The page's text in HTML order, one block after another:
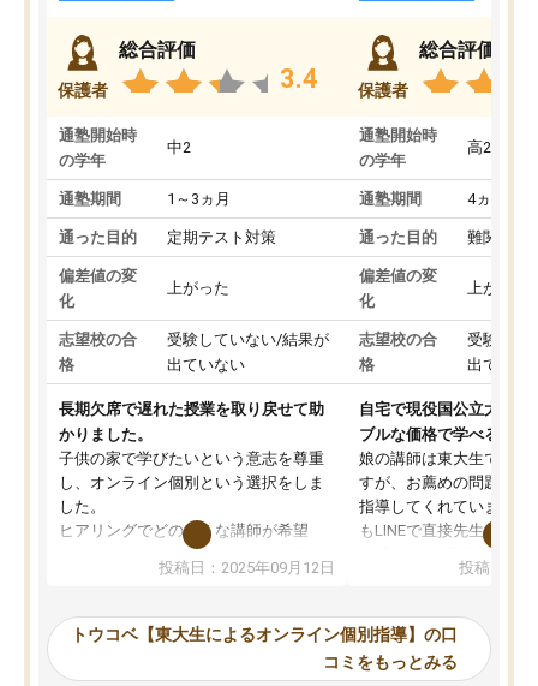
保護者
総合評価
3.4
通塾開始時
の学年
中2
通塾期間 1～3ヵ月
通った目的 定期テスト対策
偏差値の変
化
上がった
志望校の合
格
受験していない/結果が
出ていない
長期欠席で遅れた授業を取り戻せて助
かりました。
子供の家で学びたいという意志を尊重
し、オンライン個別という選択をしま
した。
ヒアリングでどのような講師が希望
か、オプションは付帯するかなど選ぶ
事が出来ました。
ーティングを行い、その講師で良いか
見てから講師を決定する事ができま
投稿日：2025年09月12日
保護者
総合評価
通塾開始時
の学年
高2
通塾期間 4ヵ月～1
通った目的 難関私立
偏差値の変
化
上がった
志望校の合
格
受験して
出ていな
自宅で現役国公立大学生
ブルな価格で学べる
娘の講師は東大生では無
すが、お薦めの問題集や
指導してくれています。
もLINEで直接先生に質問
めれるので、個人に合
いなのがあり(有料)、受
ことをどんなスケジュー
くか相談したのですが、
投稿日：
トウコベ【東大生によるオンライン個別指導】の口
コミをもっとみる